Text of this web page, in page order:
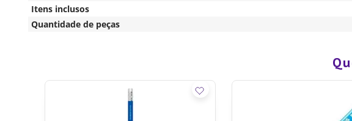
Itens inclusos
Quantidade de peças